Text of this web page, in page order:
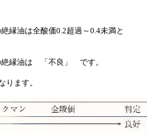
縁油は全酸価0.2超過～0.4未満と
絶縁油は 「不良」 です。
ります。